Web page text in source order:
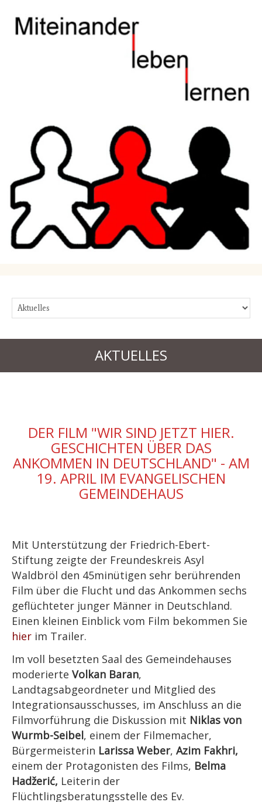
AKTUELLES
DER FILM "WIR SIND JETZT HIER.
GESCHICHTEN ÜBER DAS
ANKOMMEN IN DEUTSCHLAND" - AM
19. APRIL IM EVANGELISCHEN
GEMEINDEHAUS
Mit Unterstützung der Friedrich-Ebert-
Stiftung zeigte der Freundeskreis Asyl
Waldbröl den 45minütigen sehr berührenden
Film über die Flucht und das Ankommen sechs
geflüchteter junger Männer in Deutschland.
Einen kleinen Einblick vom Film bekommen Sie
hier im Trailer.
Im voll besetzten Saal des Gemeindehauses
moderierte Volkan Baran,
Landtagsabgeordneter und Mitglied des
Integrationsausschusses, im Anschluss an die
Filmvorführung die Diskussion mit Niklas von
Wurmb-Seibel, einem der Filmemacher,
Bürgermeisterin Larissa Weber, Azim Fakhri,
einem der Protagonisten des Films, Belma
Hadžerić, Leiterin der
Flüchtlingsberatungsstelle des Ev.